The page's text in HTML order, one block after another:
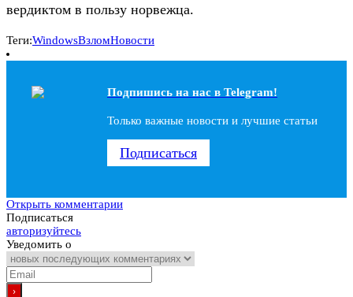
вердиктом в пользу норвежца.
Теги:WindowsВзломНовости
Подпишись на наc в Telegram!
Только важные новости и лучшие статьи
Подписаться
Открыть комментарии
Подписаться
авторизуйтесь
Уведомить о